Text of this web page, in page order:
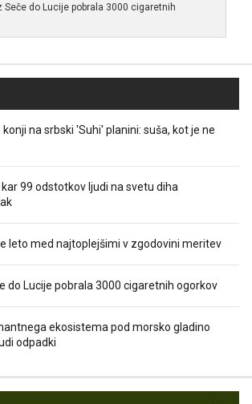
Seče do Lucije pobrala 3000 cigaretnih
na srbski 'Suhi' planini: suša, kot je ne
kar 99 odstotkov ljudi na svetu diha
leto med najtoplejšimi v zgodovini meritev
do Lucije pobrala 3000 cigaretnih ogorkov
ekosistema pod morsko gladino
odpadki